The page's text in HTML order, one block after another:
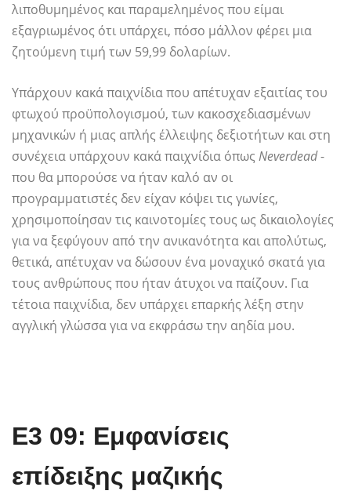
λιποθυμημένος και παραμελημένος που είμαι
εξαγριωμένος ότι υπάρχει, πόσο μάλλον φέρει μια
ζητούμενη τιμή των 59,99 δολαρίων.
Υπάρχουν κακά παιχνίδια που απέτυχαν εξαιτίας του
φτωχού προϋπολογισμού, των κακοσχεδιασμένων
μηχανικών ή μιας απλής έλλειψης δεξιοτήτων και στη
συνέχεια υπάρχουν κακά παιχνίδια όπως Neverdead-
που θα μπορούσε να ήταν καλό αν οι
προγραμματιστές δεν είχαν κόψει τις γωνίες,
χρησιμοποίησαν τις καινοτομίες τους ως δικαιολογίες
για να ξεφύγουν από την ανικανότητα και απολύτως,
θετικά, απέτυχαν να δώσουν ένα μοναχικό σκατά για
τους ανθρώπους που ήταν άτυχοι να παίζουν. Για
τέτοια παιχνίδια, δεν υπάρχει επαρκής λέξη στην
αγγλική γλώσσα για να εκφράσω την αηδία μου.
E3 09: Εμφανίσεις
επίδειξης μαζικής